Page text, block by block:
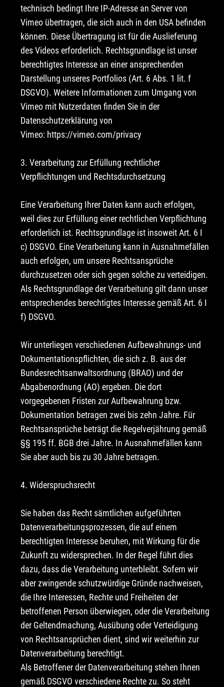
technisch bedingt Ihre IP-Adresse an Server von
Vimeo übertragen, die sich auch in den USA befinden
können. Diese Übertragung ist für die Auslieferung
des Videos erforderlich. Rechtsgrundlage ist unser
berechtigtes Interesse an einer ansprechenden
Darstellung unseres Portfolios (Art. 6 Abs. 1 lit. f
DSGVO). Weitere Informationen zum Umgang von
Vimeo mit Nutzerdaten finden Sie in der
Datenschutzerklärung von
Vimeo: https://vimeo.com/privacy
3. Verarbeitung zur Erfüllung rechtlicher
Verpflichtungen und Rechtsdurchsetzung
Eine Verarbeitung Ihrer Daten kann auch erfolgen,
weil dies zur Erfüllung einer rechtlichen Verpflichtung
erforderlich ist. Rechtsgrundlage ist insoweit Art. 6 I
c) DSGVO. Eine Verarbeitung kann in Ausnahmefällen
auch erfolgen, um unsere Rechtsansprüche
durchzusetzen oder sich gegen solche zu verteidigen.
Als Rechtsgrundlage der Verarbeitung gilt dann unser
entsprechendes berechtigtes Interesse gemäß Art. 6 I
f) DSGVO.
Wir unterliegen verschiedenen Aufbewahrungs- und
Dokumentationspflichten, die sich z. B. aus der
Bundesrechtsanwaltsordnung (BRAO) und der
Abgabenordnung (AO) ergeben. Die dort
vorgegebenen Fristen zur Aufbewahrung bzw.
Dokumentation betragen zwei bis zehn Jahre. Für
Rechtsansprüche beträgt die Regelverjährung gemäß
§§ 195 ff. BGB drei Jahre. In Ausnahmefällen kann
Sie aber auch bis zu 30 Jahre betragen.
4. Widerspruchsrecht
Sie haben das Recht sämtlichen aufgeführten
Datenverarbeitungsprozessen, die auf einem
berechtigten Interesse beruhen, mit Wirkung für die
Zukunft zu widersprechen. In der Regel führt dies
dazu, dass die Verarbeitung unterbleibt. Sofern wir
aber zwingende schutzwürdige Gründe nachweisen,
die Ihre Interessen, Rechte und Freiheiten der
betroffenen Person überwiegen, oder die Verarbeitung
der Geltendmachung, Ausübung oder Verteidigung
von Rechtsansprüchen dient, sind wir weiterhin zur
Datenverarbeitung berechtigt.
Als Betroffener der Datenverarbeitung stehen Ihnen
gemäß DSGVO verschiedene Rechte zu. So steht